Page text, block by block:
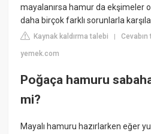
mayalanırsa hamur da ekşimeler
daha birçok farklı sorunlarla
Kaynak kaldırma talebi |Cevabın
yemek.com
Poğaça hamuru
mi?
Mayalı hamuru hazırlarken eğer